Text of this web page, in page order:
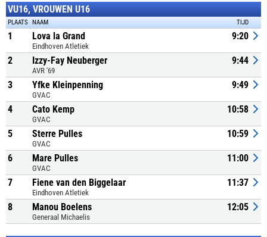
VU16, VROUWEN U16
PLAATS NAAM TIJD
1 Lova la Grand
Eindhoven Atletiek
9:20
2 Izzy-Fay Neuberger
AVR '69
9:44
3 Yfke Kleinpenning
GVAC
9:49
4 Cato Kemp
GVAC
10:58
5 Sterre Pulles
GVAC
10:59
6 Mare Pulles
GVAC
11:00
7 Fiene van den Biggelaar
Eindhoven Atletiek
11:37
8 Manou Boelens
Generaal Michaelis
12:05